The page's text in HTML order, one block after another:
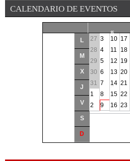
CALENDARIO DE EVENTOS
«
<
>
»
L
M
X
J
V
S
D
27
28
29
30
31
1
2
3
4
5
6
7
8
9
10
11
12
13
14
15
16
17
18
19
20
21
22
23